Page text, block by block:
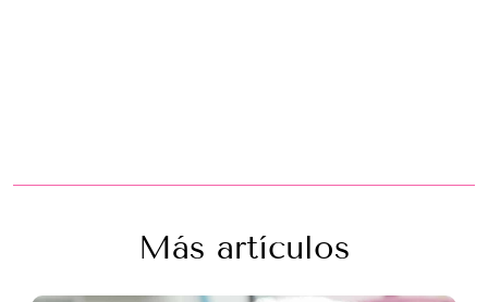
Más artículos